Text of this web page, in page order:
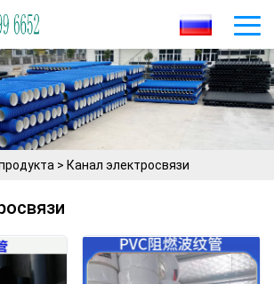
> Канал электросвязи